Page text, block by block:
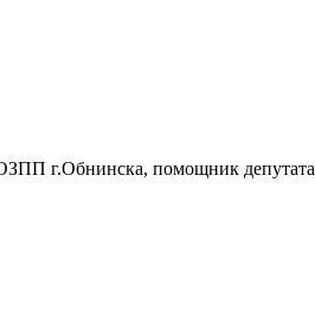
г.Обнинска, помощник